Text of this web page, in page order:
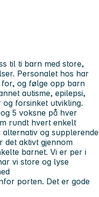
til ti barn med store,
Personalet hos har
for, og følge opp barn
autisme, epilepsi,
og forsinket utvikling.
5 voksne på hver
rundt hvert enkelt
og supplerende
det aktivt gjennom
barnet. Vi er per i
vi store og lyse
porten. Det er gode